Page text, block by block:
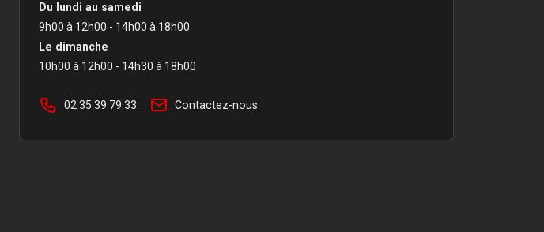
Du lundi au samedi
9h00 à 12h00 - 14h00 à 18h00
Le dimanche
10h00 à 12h00 - 14h30 à 18h00
02 35 39 79 33 Contactez-nous